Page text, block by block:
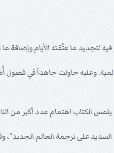
لتجديد ما عتَّقته الأيام وإضافة
وعليه حاولت جاهداً في
الكتاب اهتمام عدد أكبر من
السديد على ترجمة العالم